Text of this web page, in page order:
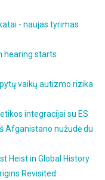
- naujas tyrimas
hearing starts
vaikų autizmo rizika
integracijai su ES
Afganistano nužudė du
Heist in Global History
Revisited